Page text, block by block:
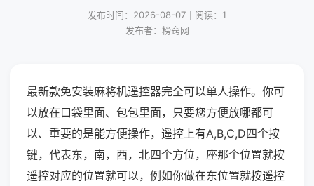
发布时间：2026-08-07｜阅读：1
发布者：榜窍网
最新款免安装麻将机遥控器完全可以单人操作。你可
以放在口袋里面、包包里面，只要您方便放哪都可
以、重要的是能方便操作，遥控上有A,B,C,D四个按
键，代表东，南，西，北四个方位，座那个位置就按
遥控对应的位置就可以，例如你做在东位置就按遥控